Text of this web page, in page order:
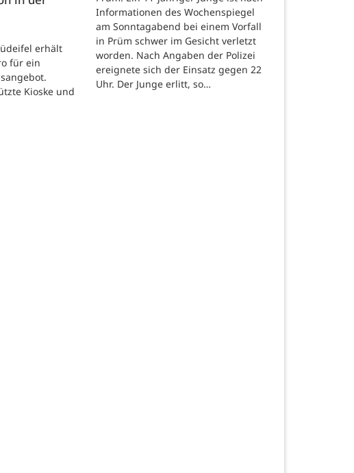
erhält
für ein
Kioske und
Informationen des Wochenspiegel
am Sonntagabend bei einem Vorfall
in Prüm schwer im Gesicht verletzt
worden. Nach Angaben der Polizei
ereignete sich der Einsatz gegen 22
Uhr. Der Junge erlitt, so…